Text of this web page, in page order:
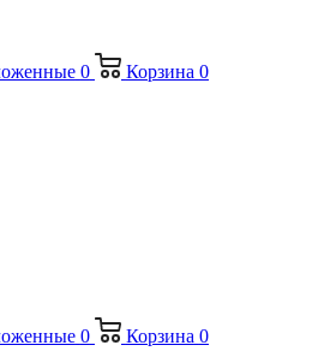
0 Корзина 0
0 Корзина 0